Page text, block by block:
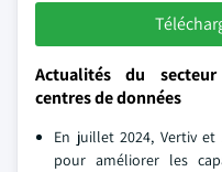
Actualités du
centres de données
En juillet 2024, Vertiv
pour améliorer les